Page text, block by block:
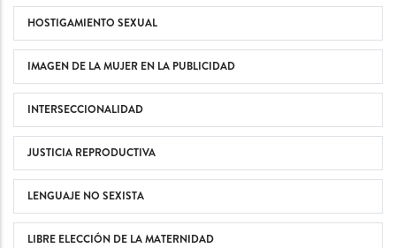
HOSTIGAMIENTO SEXUAL
IMAGEN DE LA MUJER EN LA PUBLICIDAD
INTERSECCIONALIDAD
JUSTICIA REPRODUCTIVA
LENGUAJE NO SEXISTA
LIBRE ELECCIÓN DE LA MATERNIDAD